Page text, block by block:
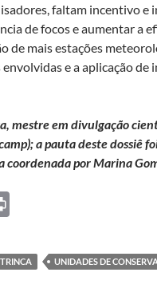
faltam incentivo
de focos e aumentar a
de mais estações
e a aplicação
mestre em divulgação
a pauta deste dossiê
coordenada por Marina
nt
UNIDADES DE